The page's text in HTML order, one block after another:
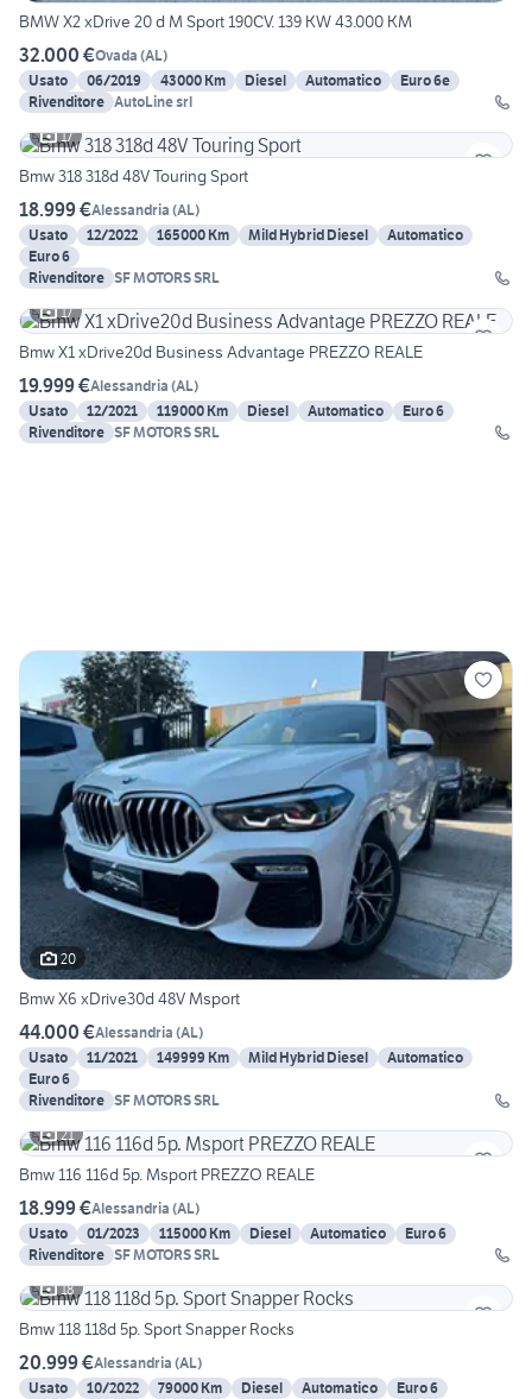
BMW X2 xDrive 20 d M Sport 190CV. 139 KW 43.000 KM
32.000 €Ovada (AL)
Usato
06/2019 43000 Km Diesel Automatico
Euro 6e
Rivenditore AutoLine srl
17
Bmw 318 318d 48V Touring Sport
18.999 €Alessandria (AL)
Usato
12/2022 165000 Km Mild Hybrid Diesel
Automatico
Euro 6
Rivenditore SF MOTORS SRL
17
Bmw X1 xDrive20d Business Advantage PREZZO REALE
19.999 €Alessandria (AL)
Usato
12/2021 119000 Km Diesel Automatico
Euro 6
Rivenditore SF MOTORS SRL
20
Bmw X6 xDrive30d 48V Msport
44.000 €Alessandria (AL)
Usato
11/2021 149999 Km Mild Hybrid Diesel
Automatico
Euro 6
Rivenditore SF MOTORS SRL
21
Bmw 116 116d 5p. Msport PREZZO REALE
18.999 €Alessandria (AL)
Usato
01/2023 115000 Km Diesel Automatico
Euro 6
Rivenditore SF MOTORS SRL
18
Bmw 118 118d 5p. Sport Snapper Rocks
20.999 €Alessandria (AL)
Usato
10/2022 79000 Km Diesel Automatico
Euro 6